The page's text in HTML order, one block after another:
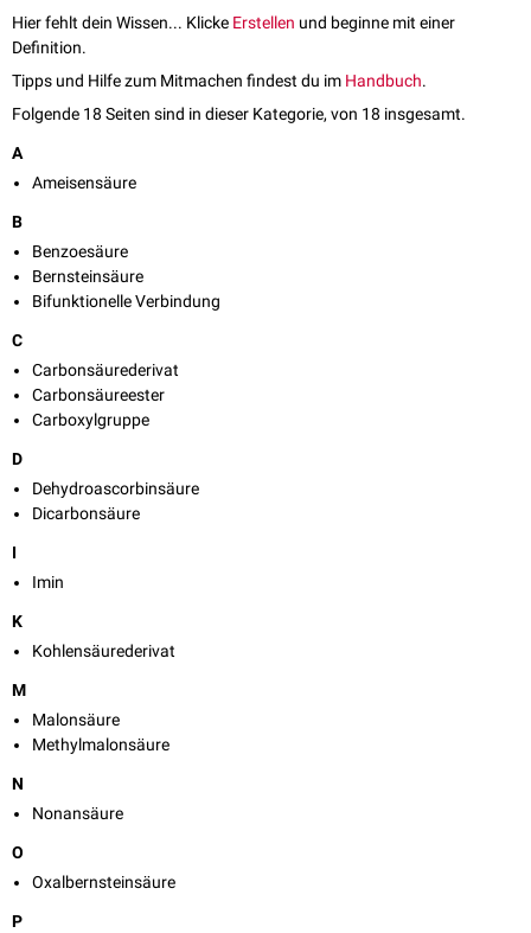
Hier fehlt dein Wissen... Klicke Erstellen und beginne mit einer
Definition.
Tipps und Hilfe zum Mitmachen findest du im Handbuch.
Folgende 18 Seiten sind in dieser Kategorie, von 18 insgesamt.
A
Ameisensäure
B
Benzoesäure
Bernsteinsäure
Bifunktionelle Verbindung
C
Carbonsäurederivat
Carbonsäureester
Carboxylgruppe
D
Dehydroascorbinsäure
Dicarbonsäure
I
Imin
K
Kohlensäurederivat
M
Malonsäure
Methylmalonsäure
N
Nonansäure
O
Oxalbernsteinsäure
P